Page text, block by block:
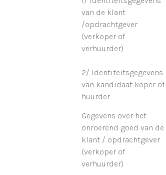
van de klant
/opdrachtgever
(verkoper of
verhuurder)
2/ Identiteitsgegevens
van kandidaat koper of
huurder
Gegevens over het
onroerend goed van de
klant / opdrachtgever
(verkoper of
verhuurder)